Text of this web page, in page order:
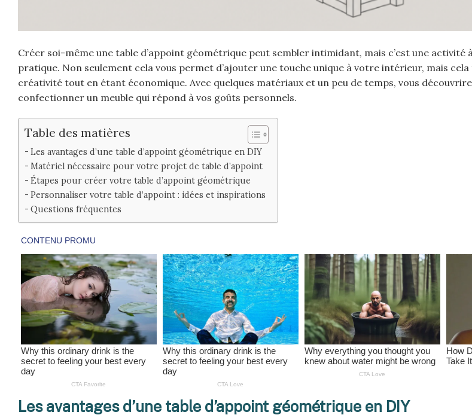
Créer soi-même une table d’appoint géométrique peut sembler intimidant, mais c’est une activité
pratique. Non seulement cela vous permet d’ajouter une touche unique à votre intérieur, mais
créativité tout en étant économique. Avec quelques matériaux et un peu de temps, vous
confectionner un meuble qui répond à vos goûts personnels.
Table des matières
Les avantages d’une table d’appoint géométrique en DIY
Matériel nécessaire pour votre projet de table d’appoint
Étapes pour créer votre table d’appoint géométrique
Personnaliser votre table d’appoint : idées et inspirations
Questions fréquentes
Les avantages d’une table d’appoint géométrique en DIY